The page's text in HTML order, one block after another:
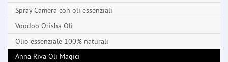
Spray Camera con oli essenziali
Voodoo Orisha Oli
Olio essenziale 100% naturali
Anna Riva Oli Magici